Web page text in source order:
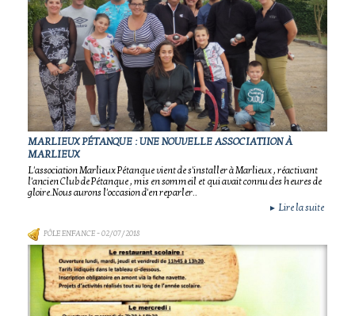
MARLIEUX PÉTANQUE : UNE NOUVELLE ASSOCIATIION À
MARLIEUX
L'association Marlieux Pétanque vient de s'installer à Marlieux , réactivant
l'ancien Club de Pétanque , mis en sommeil et qui avait connu des heures de
gloire.Nous aurons l'occasion d'en reparler..
► Lire la suite
PÔLE ENFANCE- 02/07/2018